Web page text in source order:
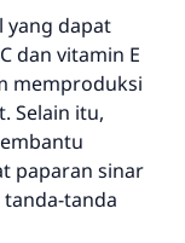
yang dapat
dan vitamin E
memproduksi
Selain itu,
paparan sinar
tanda